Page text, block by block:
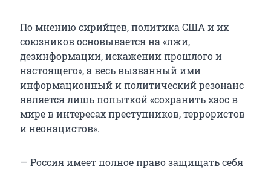
По мнению сирийцев, политика США и их
союзников основывается на «лжи,
дезинформации, искажении прошлого и
настоящего», а весь вызванный ими
информационный и политический резонанс
является лишь попыткой «сохранить хаос в
мире в интересах преступников, террористов
и неонацистов».
— Россия имеет полное право защищать себя